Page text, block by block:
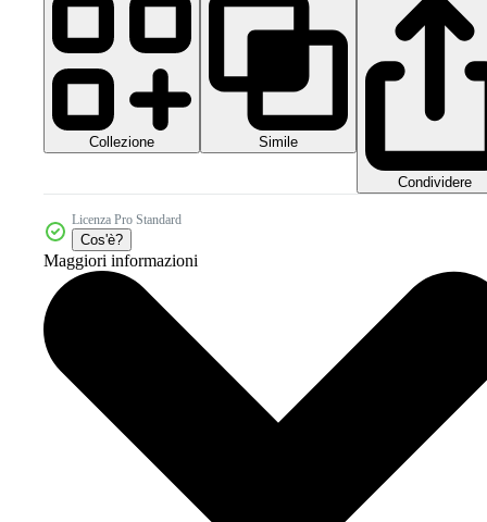
Collezione Simile
Condividere
Licenza Pro Standard
Cos'è?
Maggiori informazioni